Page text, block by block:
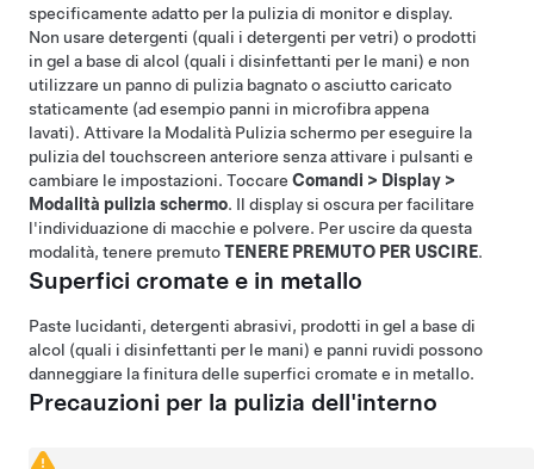
specificamente adatto per la pulizia di monitor e display.
Non usare detergenti (quali i detergenti per vetri) o prodotti
in gel a base di alcol (quali i disinfettanti per le mani) e non
utilizzare un panno di pulizia bagnato o asciutto caricato
staticamente (ad esempio panni in microfibra appena
lavati). Attivare la Modalità Pulizia schermo per eseguire la
pulizia del touchscreen anteriore senza attivare i pulsanti e
cambiare le impostazioni. Toccare Comandi > Display >
Modalità pulizia schermo. Il display si oscura per facilitare
l'individuazione di macchie e polvere. Per uscire da questa
modalità, tenere premutoTENERE PREMUTO PER USCIRE.
Superfici cromate e in metallo
Paste lucidanti, detergenti abrasivi, prodotti in gel a base di
alcol (quali i disinfettanti per le mani) e panni ruvidi possono
danneggiare la finitura delle superfici cromate e in metallo.
Precauzioni per la pulizia dell'interno